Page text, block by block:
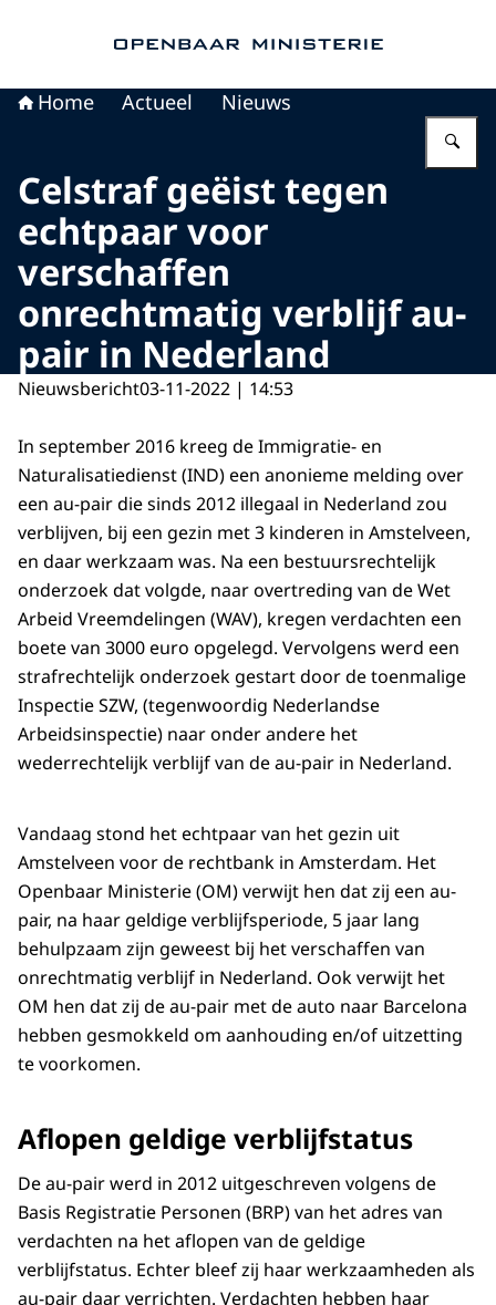
Home Actueel Nieuws
Celstraf geëist tegen
echtpaar voor
verschaffen
onrechtmatig verblijf au-
pair in Nederland
Nieuwsbericht03-11-2022 | 14:53
In september 2016 kreeg de Immigratie- en
Naturalisatiedienst (IND) een anonieme melding over
een au-pair die sinds 2012 illegaal in Nederland zou
verblijven, bij een gezin met 3 kinderen in Amstelveen,
en daar werkzaam was. Na een bestuursrechtelijk
onderzoek dat volgde, naar overtreding van de Wet
Arbeid Vreemdelingen (WAV), kregen verdachten een
boete van 3000 euro opgelegd. Vervolgens werd een
strafrechtelijk onderzoek gestart door de toenmalige
Inspectie SZW, (tegenwoordig Nederlandse
Arbeidsinspectie) naar onder andere het
wederrechtelijk verblijf van de au-pair in Nederland.
Vandaag stond het echtpaar van het gezin uit
Amstelveen voor de rechtbank in Amsterdam. Het
Openbaar Ministerie (OM) verwijt hen dat zij een au-
pair, na haar geldige verblijfsperiode, 5 jaar lang
behulpzaam zijn geweest bij het verschaffen van
onrechtmatig verblijf in Nederland. Ook verwijt het
OM hen dat zij de au-pair met de auto naar Barcelona
hebben gesmokkeld om aanhouding en/of uitzetting
te voorkomen.
Aflopen geldige verblijfstatus
De au-pair werd in 2012 uitgeschreven volgens de
Basis Registratie Personen (BRP) van het adres van
verdachten na het aflopen van de geldige
verblijfstatus. Echter bleef zij haar werkzaamheden als
au-pair daar verrichten. Verdachten hebben haar